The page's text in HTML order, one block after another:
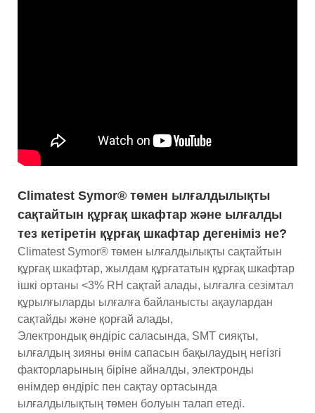
Climatest Symor® төмен ылғалдылықты
сақтайтын құрғақ шкафтар және ылғалды
тез кетіретін құрғақ шкафтар дегеніміз не?
Climatest Symor® төмен ылғалдылықты сақтайтын
құрғақ шкафтар, жылдам құрғататын құрғақ шкафтар
ішкі ортаны <3% RH сақтай алады, ылғалға сезімтал
құрылғыларды ылғалға байланысты ақаулардан
сақтайды және қорғай алады,
Электрондық өндіріс саласында, SMT сияқты,
ылғалдың зияны өнім сапасын бақылаудың негізгі
факторларының біріне айналды, электронды
өнімдер өндіріс пен сақтау ортасында
ылғалдылықтың төмен болуын талап етеді.